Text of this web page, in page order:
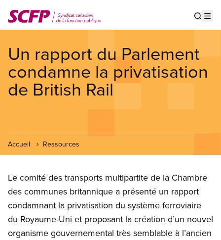
au
contenu
Un rapport du Parlement
condamne la privatisation
de British Rail
Accueil Ressources
Le comité des transports multipartite de la Chambre
des communes britannique a présenté un rapport
condamnant la privatisation du système ferroviaire
du Royaume-Uni et proposant la création d’un nouvel
organisme gouvernemental très semblable à l’ancien